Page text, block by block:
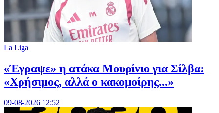
La Liga
«Έγραψε» η ατάκα Μουρίνιο για Σίλβα:
«Χρήσιμος, αλλά ο κακομοίρης...»
09-08-2026 12:52